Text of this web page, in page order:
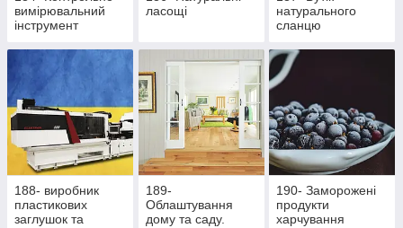
вимірювальний
інструмент
ласощі
натурального
сланцю
188- виробник
пластикових
заглушок та
189-
Облаштування
дому та саду.
190- Заморожені
продукти
харчування